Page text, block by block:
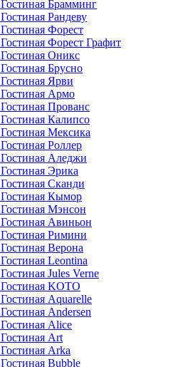
Гостиная Брамминг
Гостиная Рандеву
Гостиная Форест
Гостиная Форест Графит
Гостиная Оникс
Гостиная Брусно
Гостиная Ярви
Гостиная Армо
Гостиная Прованс
Гостиная Калипсо
Гостиная Мексика
Гостиная Роллер
Гостиная Аледжи
Гостиная Эрика
Гостиная Сканди
Гостиная Кымор
Гостиная Мэнсон
Гостиная Авиньон
Гостиная Римини
Гостиная Верона
Гостиная Leontina
Гостиная Jules Verne
Гостиная KOTO
Гостиная Aquarelle
Гостиная Andersen
Гостиная Alice
Гостиная Art
Гостиная Arka
Гостиная Bubble